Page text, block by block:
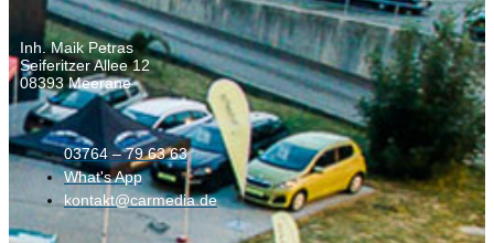
Inh. Maik Petras
Seiferitzer Allee 12
08393 Meerane
03764 – 79 63 63
What's App
kontakt@carmedia.de